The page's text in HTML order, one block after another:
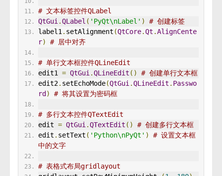
# 文本标签控件QLabel
QtGui .QLabel ( 'PyQt\nLabel' )
# 创建标签
label1 . setAlignment (QtCore.Qt .AlignCente
r) # 居中对齐
# 单行文本框控件QLineEdit
edit1 = QtGui .QLineEdit ()
# 创建单行文本框
edit2. setEchoMode(QtGui .QLineEdit . Passwo
rd ) # 将其设置为密码框
# 多行文本控件QTextEdit
edit = QtGui .QTextEdit ()
# 创建多行文本框
edit . setText ( 'Python\nPyQt' )
# 设置文本框
中的文字
# 表格式布局gridlayout